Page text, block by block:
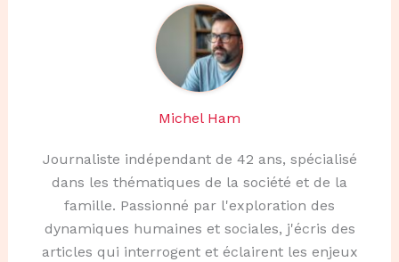
Michel Ham
Journaliste indépendant de 42 ans, spécialisé
dans les thématiques de la société et de la
famille. Passionné par l'exploration des
dynamiques humaines et sociales, j'écris des
articles qui interrogent et éclairent les enjeux